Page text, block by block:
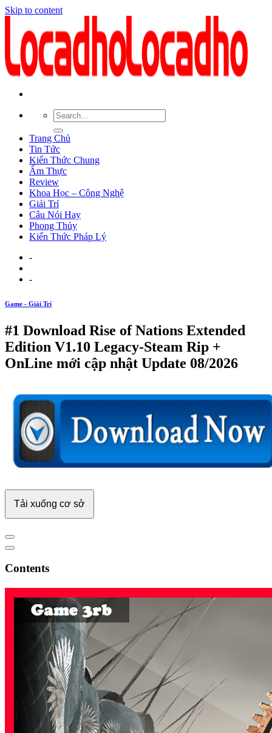
Skip to content
Trang Chủ
Tin Tức
Kiến Thức Chung
Ẩm Thực
Review
Khoa Học – Công Nghệ
Giải Trí
Câu Nói Hay
Phong Thủy
Kiến Thức Pháp Lý
-
-
Game - Giải Trí
#1 Download Rise of Nations Extended
Edition V1.10 Legacy-Steam Rip +
OnLine mới cập nhật Update 08/2026
Tải xuống cơ sở
Contents